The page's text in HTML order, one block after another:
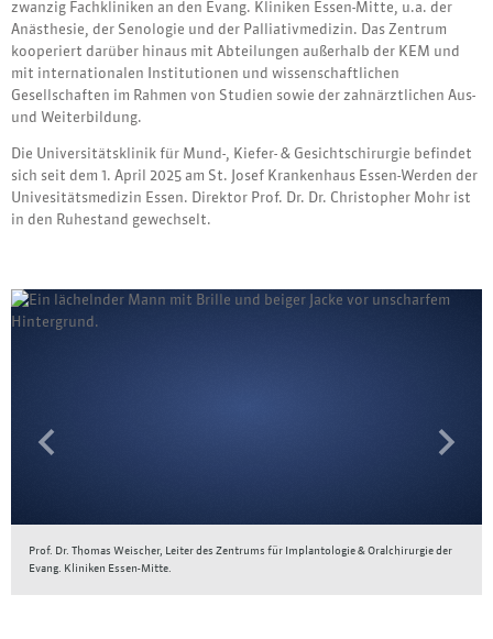
zwanzig Fachkliniken an den Evang. Kliniken Essen-Mitte, u.a. der
Anästhesie, der Senologie und der Palliativmedizin. Das Zentrum
kooperiert darüber hinaus mit Abteilungen außerhalb der KEM und
mit internationalen Institutionen und wissenschaftlichen
Gesellschaften im Rahmen von Studien sowie der zahnärztlichen Aus-
und Weiterbildung.
Die Universitätsklinik für Mund-, Kiefer- & Gesichtschirurgie befindet
sich seit dem 1. April 2025 am St. Josef Krankenhaus Essen-Werden der
Univesitätsmedizin Essen. Direktor Prof. Dr. Dr. Christopher Mohr ist
in den Ruhestand gewechselt.
Prof. Dr. Thomas Weischer, Leiter des Zentrums für Implantologie & Oralchirurgie der
Evang. Kliniken Essen-Mitte.
Previous Next